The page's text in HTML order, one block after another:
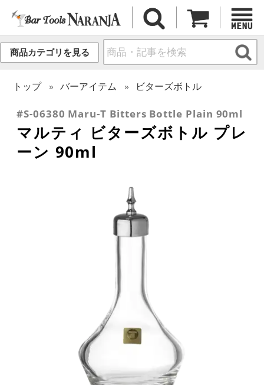
商品カテゴリを見る
トップ バーアイテム ビターズボトル
#S-06380 Maru-T Bitters Bottle Plain 90ml
マルティ ビターズボトル プレ
ーン 90ml